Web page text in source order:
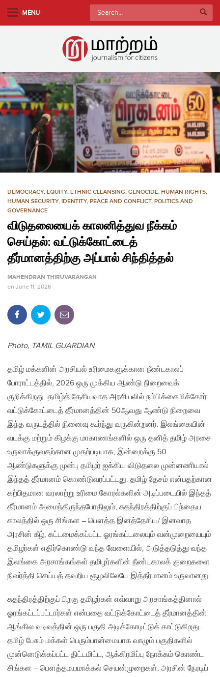
m
a
i
n
c
MENU
Search
for:
DEMOCRACY, EQUITY, ETHNIC CLEANSING, GENOCIDE, HUMAN RIGHTS,
HUMAN SECURITY, IDENTITY, PEACE AND CONFLICT, POLITICS AND
GOVERNANCE
விடுதலையைக் காலனித்துவ நீக்கம்
செய்தல்: வட்டுக்கோட்டைத்
தீர்மானத்திற்கு அப்பால் சிந்தித்தல்
MAHENDRAN THIRUVARANGAN
on June 11, 2026
Photo, TAMIL GUARDIAN
தமிழ் மக்களின் அரசியல் உரிமைகளுக்கான நீண்டகாலப்
போராட்டத்தில், 2026 ஒரு முக்கிய ஆண்டு நிறைவைக்
குறிக்கிறது. தமிழ்த் தேசியவாத அரசியலில் நம்பிக்கைமிக்கோர்
வட்டுக்கோட்டைத் தீர்மானத்தின் 50ஆவது ஆண்டு நிறைவை
இந்த வருடத்தில் நினைவு கூர்ந்து வருகின்றனர். இலங்கையின்
வடக்கு மற்றும் கிழக்கு மாகாணங்களில் ஒரு தனித் தமிழ் அரசை
உருவாக்குவதற்கான முதற்படியாக, இன்றைக்கு 50
ஆண்டுகளுக்கு முன்பு தமிழர் ஐக்கிய விடுதலை முன்னணியால்
இந்தத் தீர்மானம் கொண்டுவரப்பட்டது. தமிழ் தேசம் என்பதற்கான
கற்பிதமான வரலாற்று உரிமை கோரல்களின் அடிப்படையில் இந்தத்
தீர்மானம் அமைந்திருந்தபோதிலும், சுதந்திரத்திற்குப் பிந்தைய
காலத்தில் ஒரு சிங்கள – பௌத்த இனத்தேசிய/ இனவாத
அரசின் கீழ், கட்டமைக்கப்பட்ட‌ ஓரங்கட்டலையும் வன்முறையையும்
தமிழர்கள் எதிர்கொண்டு வந்த வேளையில், அடுத்தடுத்து வந்த‌
இலங்கை அரசாங்கங்கள் தமிழர்களின் நீண்டகாலக் குறைகளை
நிவர்த்தி செய்யத் தவறிய சூழலிலேயே இத்தீர்மானம் உருவானது.
சுதந்திரத்திற்குப் பிறகு தமிழர்கள் எவ்வாறு அரசாங்கத்தினால்
ஓரங்கட்டப்பட்டார்கள் என்பதை வட்டுக்கோட்டைத் தீர்மானத்தின்
ஆங்கில வடிவத்தின் ஒரு பகுதி அடிக்கோடிட்டுக் காட்டுகிறது.
தமிழ் பேசும் மக்கள் பெரும்பான்மையாக வாழும் பகுதிகளில்
முன்னெடுக்கப்பட்ட திட்டமிட்ட, ஆக்கிரமிப்பு நோக்கம் கொண்ட‌
சிங்கள – பௌத்தமயமாக்கல் செயன்முறைகள், அரசின் நேரடிப்